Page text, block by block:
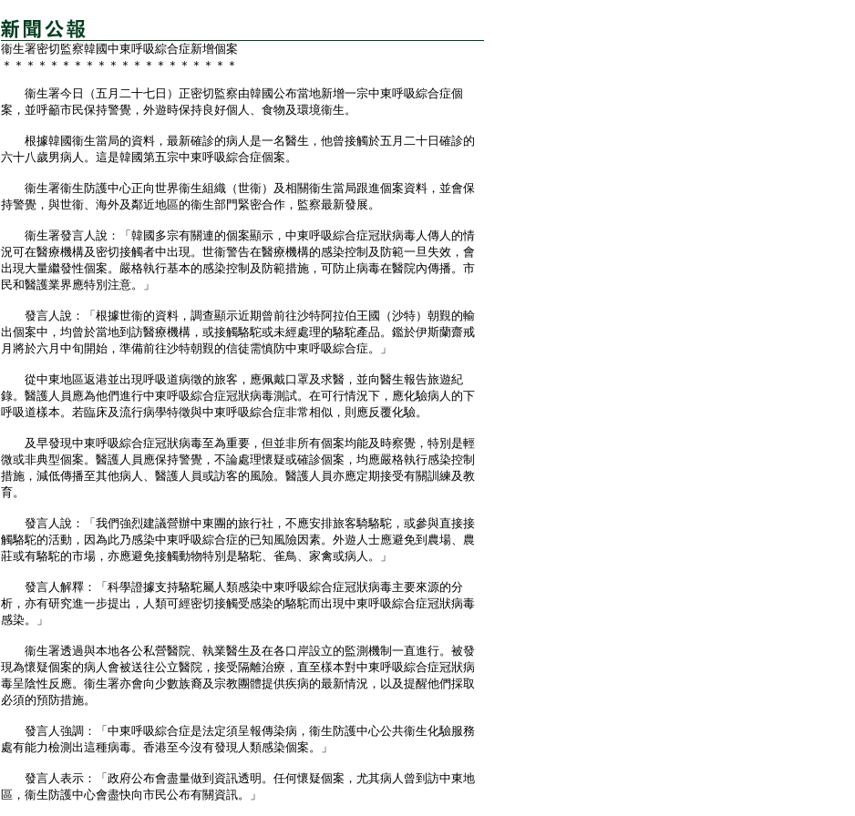
衞生署密切監察韓國中東呼吸綜合症新增個案
＊＊＊＊＊＊＊＊＊＊＊＊＊＊＊＊＊＊＊＊
衞生署今日（五月二十七日）正密切監察由韓國公布當地新增一宗中東呼吸綜合症個
案，並呼籲市民保持警覺，外遊時保持良好個人、食物及環境衞生。
根據韓國衞生當局的資料，最新確診的病人是一名醫生，他曾接觸於五月二十日確診的
六十八歲男病人。這是韓國第五宗中東呼吸綜合症個案。
衞生署衞生防護中心正向世界衞生組織（世衞）及相關衞生當局跟進個案資料，並會保
持警覺，與世衞、海外及鄰近地區的衞生部門緊密合作，監察最新發展。
衞生署發言人說：「韓國多宗有關連的個案顯示，中東呼吸綜合症冠狀病毒人傳人的情
況可在醫療機構及密切接觸者中出現。世衞警告在醫療機構的感染控制及防範一旦失效，會
出現大量繼發性個案。嚴格執行基本的感染控制及防範措施，可防止病毒在醫院內傳播。市
民和醫護業界應特別注意。」
發言人說：「根據世衞的資料，調查顯示近期曾前往沙特阿拉伯王國（沙特）朝覲的輸
出個案中，均曾於當地到訪醫療機構，或接觸駱駝或未經處理的駱駝產品。鑑於伊斯蘭齋戒
月將於六月中旬開始，準備前往沙特朝覲的信徒需慎防中東呼吸綜合症。」
從中東地區返港並出現呼吸道病徵的旅客，應佩戴口罩及求醫，並向醫生報告旅遊紀
錄。醫護人員應為他們進行中東呼吸綜合症冠狀病毒測試。在可行情況下，應化驗病人的下
呼吸道樣本。若臨床及流行病學特徵與中東呼吸綜合症非常相似，則應反覆化驗。
及早發現中東呼吸綜合症冠狀病毒至為重要，但並非所有個案均能及時察覺，特別是輕
微或非典型個案。醫護人員應保持警覺，不論處理懷疑或確診個案，均應嚴格執行感染控制
措施，減低傳播至其他病人、醫護人員或訪客的風險。醫護人員亦應定期接受有關訓練及教
育。
發言人說：「我們強烈建議營辦中東團的旅行社，不應安排旅客騎駱駝，或參與直接接
觸駱駝的活動，因為此乃感染中東呼吸綜合症的已知風險因素。外遊人士應避免到農場、農
莊或有駱駝的市場，亦應避免接觸動物特別是駱駝、雀鳥、家禽或病人。」
發言人解釋：「科學證據支持駱駝屬人類感染中東呼吸綜合症冠狀病毒主要來源的分
析，亦有研究進一步提出，人類可經密切接觸受感染的駱駝而出現中東呼吸綜合症冠狀病毒
感染。」
衞生署透過與本地各公私營醫院、執業醫生及在各口岸設立的監測機制一直進行。被發
現為懷疑個案的病人會被送往公立醫院，接受隔離治療，直至樣本對中東呼吸綜合症冠狀病
毒呈陰性反應。衞生署亦會向少數族裔及宗教團體提供疾病的最新情況，以及提醒他們採取
必須的預防措施。
發言人強調：「中東呼吸綜合症是法定須呈報傳染病，衞生防護中心公共衞生化驗服務
處有能力檢測出這種病毒。香港至今沒有發現人類感染個案。」
發言人表示：「政府公布會盡量做到資訊透明。任何懷疑個案，尤其病人曾到訪中東地
區，衞生防護中心會盡快向市民公布有關資訊。」